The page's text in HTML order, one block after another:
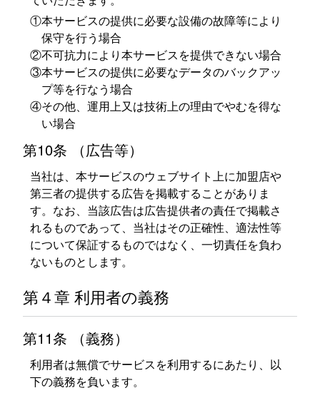
①本サービスの提供に必要な設備の故障等により
保守を行う場合
②不可抗力により本サービスを提供できない場合
③本サービスの提供に必要なデータのバックアッ
プ等を行なう場合
④その他、運用上又は技術上の理由でやむを得な
い場合
第10条 （広告等）
当社は、本サービスのウェブサイト上に加盟店や
第三者の提供する広告を掲載することがありま
す。なお、当該広告は広告提供者の責任で掲載さ
れるものであって、当社はその正確性、適法性等
について保証するものではなく、一切責任を負わ
ないものとします。
第４章 利用者の義務
第11条 （義務）
利用者は無償でサービスを利用するにあたり、以
下の義務を負います。